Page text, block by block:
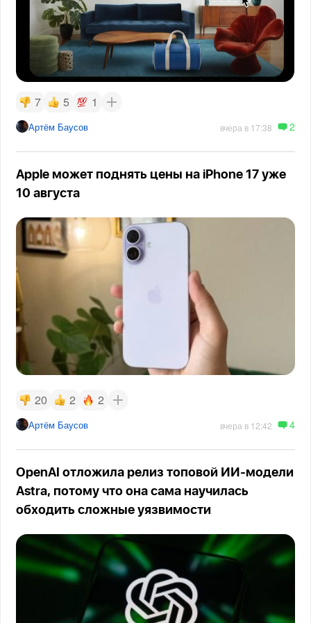
7 5 1
Артём Баусов вчера в 17:38 2
Apple может поднять цены на iPhone 17 уже
10 августа
20 2 2
Артём Баусов вчера в 12:42 4
OpenAI отложила релиз топовой ИИ-модели
Astra, потому что она сама научилась
обходить сложные уязвимости